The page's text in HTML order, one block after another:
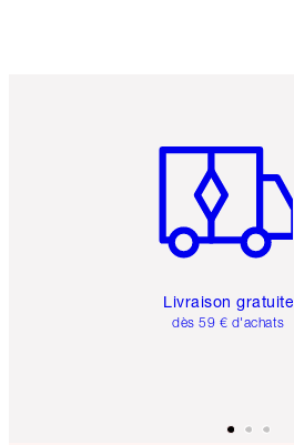
Livraison gratuite
dès 59 € d'achats